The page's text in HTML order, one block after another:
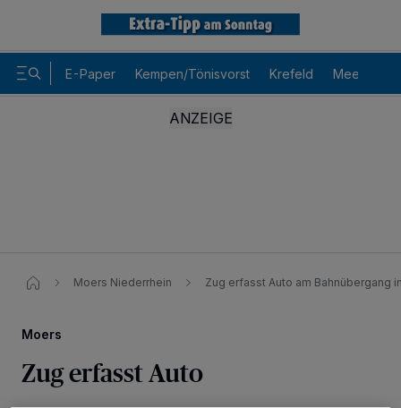
E-Paper Kempen/Tönisvorst Krefeld Meerbusch
Moers Niederrhein Zug erfasst Auto am Bahnübergang
Moers
Zug erfasst Auto
Tracking-Technologien für die unter „Wir und unsere Partner
Anzeigen möglicherweise nicht mehr so relevant für Sie. Sie können
Einstellungen oder Ablehnen am unteren Rand der Webseite klicken.
Ihre Einstellungen gelten innerhalb unseres Website. Weitere